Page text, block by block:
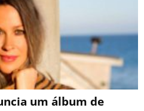
um álbum de